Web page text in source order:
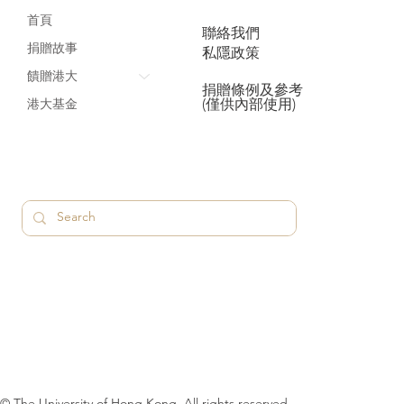
首頁
捐贈故事
饋贈港大
港大基金
聯絡我們
私隱政策
捐贈條例及參考
(僅供內部使用)